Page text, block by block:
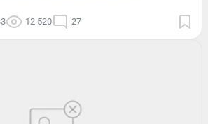
12 520 27